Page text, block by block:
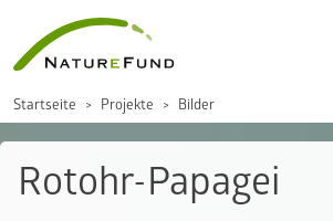
Startseite Projekte Bilder
Rotohr-Papagei